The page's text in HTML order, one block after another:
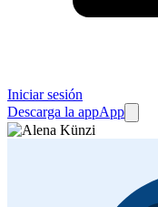
Iniciar sesión
Descarga la appApp